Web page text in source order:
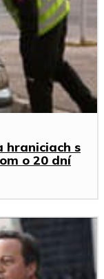
hraniciach s
o 20 dní